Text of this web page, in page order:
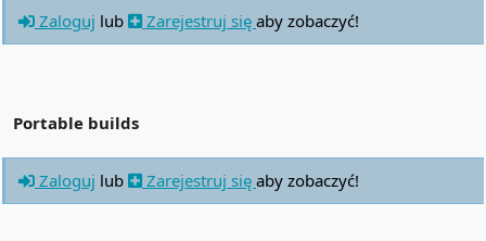
fixed Video Button
fixed Facebook parser
refactoring and bug fix
Zaloguj lub Zarejestruj się aby zobaczyć!
Portable builds
Zaloguj lub Zarejestruj się aby zobaczyć!